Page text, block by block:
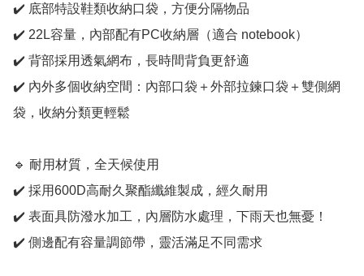
✔️ 底部特設鞋類收納口袋，方便分隔物品
✔️ 22L容量，內部配有PC收納層（適合 notebook）
✔️ 背部採用透氣網布，長時間背負更舒適
✔️ 內外多個收納空間：內部口袋＋外部拉鍊口袋＋雙側網
袋，收納分類更輕鬆
🔹 耐用材質，全天候使用
✔️ 採用600D高耐久聚酯纖維製成，經久耐用
✔️ 表面具防潑水加工，內層防水處理，下雨天也無憂！
✔️ 側邊配有容量調節帶，靈活滿足不同需求